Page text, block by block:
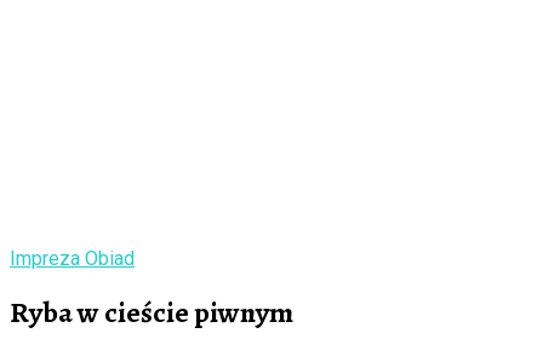
Impreza Obiad
Ryba w cieście piwnym